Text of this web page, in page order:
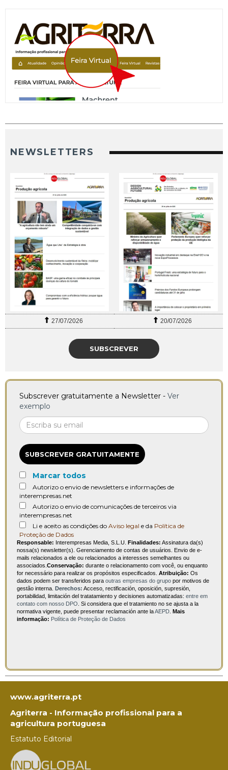
NEWSLETTERS
27/07/2026 20/07/2026
SUBSCREVER
Subscrever gratuitamente a Newsletter - Ver
exemplo
SUBSCREVER GRATUITAMENTE
Marcar todos
Autorizo o envio de newsletters e informações de
interempresas.net
Autorizo o envio de comunicações de terceiros via
interempresas.net
Li e aceito as condições do Aviso legal e da Política de
Proteção de Dados
Responsable: Interempresas Media, S.L.U. Finalidades: Assinatura da(s)
nossa(s) newsletter(s). Gerenciamento de contas de usuários. Envio de e-
mails relacionados a ele ou relacionados a interesses semelhantes ou
associados. Conservação: durante o relacionamento com você, ou enquanto
for necessário para realizar os propósitos especificados. Atribuição: Os
dados podem ser transferidos para outras empresas do grupo por motivos de
gestão interna. Derechos: Acceso, rectificación, oposición, supresión,
portabilidad, limitación del tratatamiento y decisiones automatizadas: entre em
contato com nosso DPO . Si considera que el tratamiento no se ajusta a la
normativa vigente, puede presentar reclamación ante laAEPD Mais
informação: Política de Proteção de Dados
www.agriterra.pt
Agriterra - Informação profissional para a
agricultura portuguesa
Estatuto Editorial